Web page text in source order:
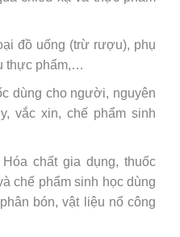
đồ uống (trừ rượu), phụ
thực phẩm,…
dùng cho người, nguyên
vắc xin, chế phẩm sinh
Hóa chất gia dụng, thuốc
chế phẩm sinh học dùng
bón, vật liệu nổ công